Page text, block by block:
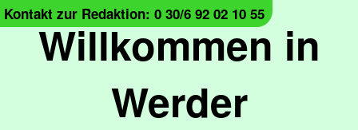
Willkommen in
Werder
Kontakt zur Redaktion: 0 30/6 92 02 10 55